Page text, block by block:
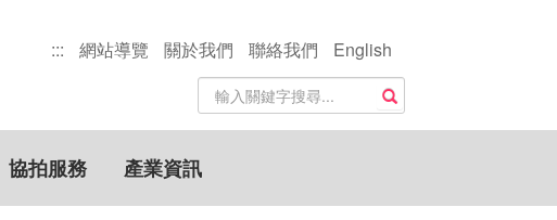
::: 網站導覽 關於我們 聯絡我們
English
站
內
搜
尋
關
鍵
搜尋
協拍服務 產業資訊